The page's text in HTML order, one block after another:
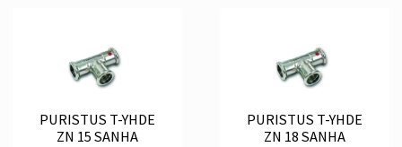
PURISTUS T-YHDE
ZN 15 SANHA
PURISTUS T-YHDE
ZN 18 SANHA